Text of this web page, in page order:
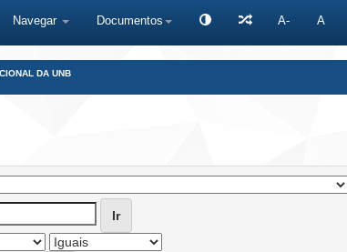
Navegar Documentos A- A
DA UNB